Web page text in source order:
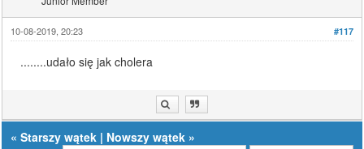
#117
10-08-2019, 20:23
........udało się jak cholera
«Starszy wątek | Nowszy wątek »